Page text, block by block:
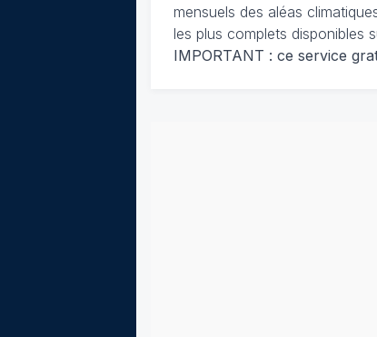
mensuels des aléas
les plus complets disponibles
IMPORTANT : ce service